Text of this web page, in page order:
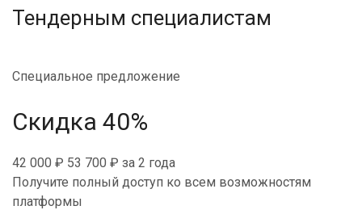
Тендерным специалистам
Специальное предложение
Скидка 40%
42 000 ₽ 53 700 ₽ за 2 года
Получите полный доступ ко всем возможностям
платформы